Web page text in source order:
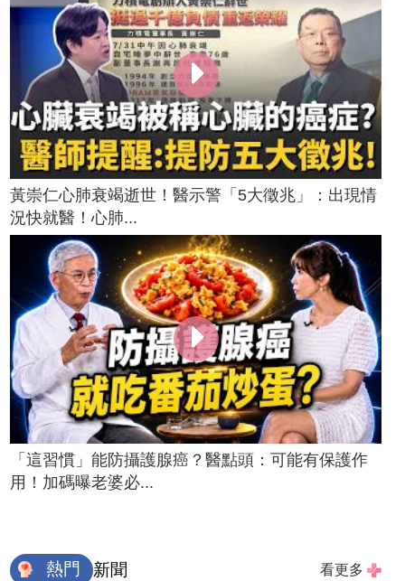
黃崇仁心肺衰竭逝世！醫示警「5大徵兆」：出現情
況快就醫！心肺...
「這習慣」能防攝護腺癌？醫點頭：可能有保護作
用！加碼曝老婆必...
熱門 新聞 看更多